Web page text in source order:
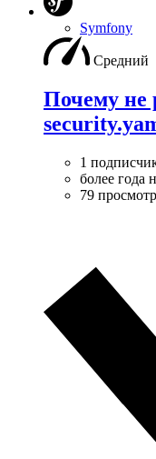
Symfony
Средний
Почему не
1
более года
79